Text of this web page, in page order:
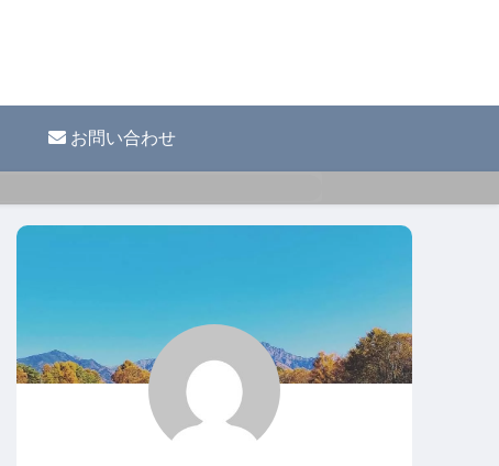
お問い合わせ